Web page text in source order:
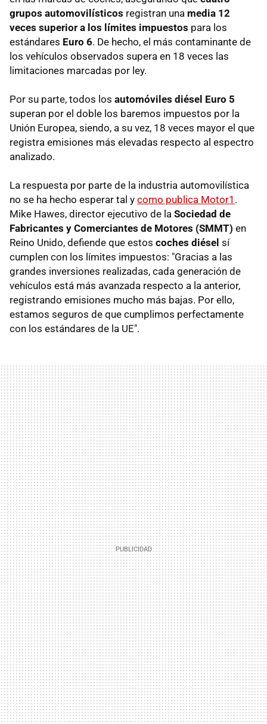
grupos automovilísticos registran una media 12
veces superior a los límites impuestos para los
estándares Euro 6. De hecho, el más contaminante de
los vehículos observados supera en 18 veces las
limitaciones marcadas por ley.
Por su parte, todos los automóviles diésel Euro 5
superan por el doble los baremos impuestos por la
Unión Europea, siendo, a su vez, 18 veces mayor el que
registra emisiones más elevadas respecto al espectro
analizado.
La respuesta por parte de la industria automovilística
no se ha hecho esperar tal y como publica Motor1 .
Mike Hawes, director ejecutivo de la Sociedad de
Fabricantes y Comerciantes de Motores (SMMT) en
Reino Unido, defiende que estos coches diésel sí
cumplen con los límites impuestos: "Gracias a las
grandes inversiones realizadas, cada generación de
vehículos está más avanzada respecto a la anterior,
registrando emisiones mucho más bajas. Por ello,
estamos seguros de que cumplimos perfectamente
con los estándares de la UE".